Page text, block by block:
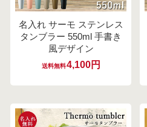
名入れ サーモ ステンレス
タンブラー 550ml 手書き
風デザイン
送料無料4,100円